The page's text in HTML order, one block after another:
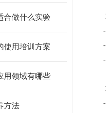
合做什么实验
使用培训方案
用领域有哪些
方法